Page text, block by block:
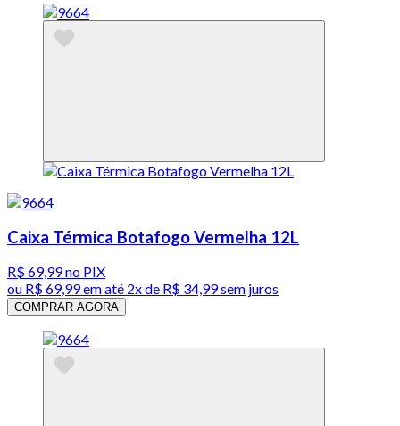
Caixa Térmica Botafogo Vermelha 12L
R$ 69,99no PIX
ou R$ 69,99em até 2x de R$ 34,99 sem juros
COMPRAR AGORA